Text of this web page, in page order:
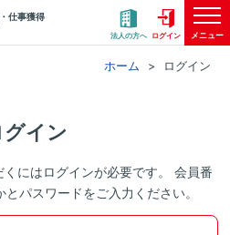
仕事獲得
法人の方へ ログイン メニュー
ホーム ログイン
グイン
にはログインが必要です。 会員番
パスワードをご入力ください。